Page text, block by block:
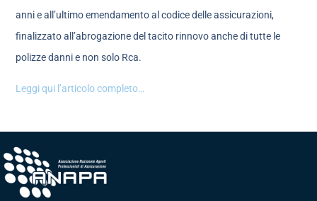
anni e all’ultimo emendamento al codice delle assicurazioni,
finalizzato all’abrogazione del tacito rinnovo anche di tutte le
polizze danni e non solo Rca.
Leggi qui l’articolo completo…